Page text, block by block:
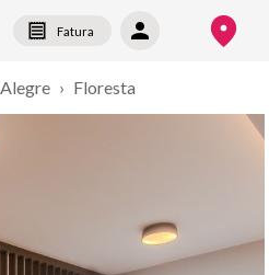
Fatura
› Floresta